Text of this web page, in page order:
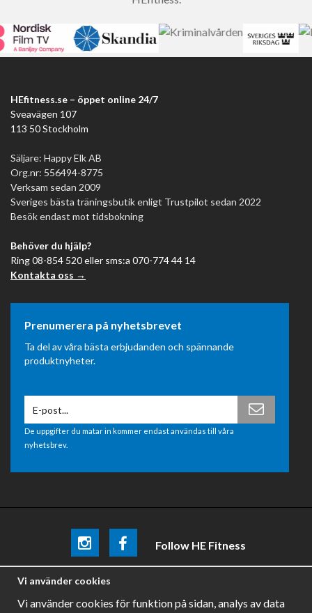
HEfitness.se – öppet online 24/7
Sveavägen 107
113 50 Stockholm
Säljare: Happy Elk AB
Org.nr: 556494-8775
Verksam sedan 2009
Sveriges bästa träningsbutik enligt Trustpilot sedan 2022
Besök endast mot tidsbokning
Behöver du hjälp?
Ring 08-854 520 eller sms:a 070-774 44 14
Kontakta oss →
Prenumerera på nyhetsbrevet
Ta del av våra bästa erbjudanden och spännande
produktnyheter.
De uppgifter du matar in kommer endast användas till våra
nyhetsbrev.
Follow HE Fitness
Be the firstto know aboutpromotions, news and training
Vi använder cookies
Vi använder cookies för funktion på sidan, analys av data